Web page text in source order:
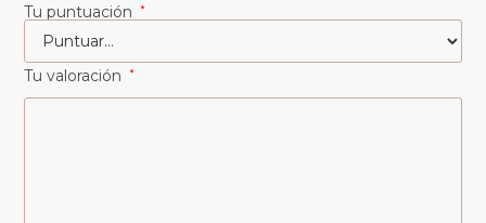
Tu puntuación *
Tu valoración *